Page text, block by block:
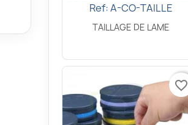
Aperçu rapide
Ref: A-CO-TAILLE
TAILLAGE DE LAME
favorite_border